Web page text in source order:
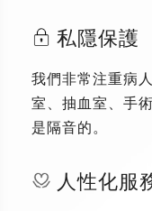
私隱保護
我們非常注重病
室、抽血室、手
是隔音的。
人性化服